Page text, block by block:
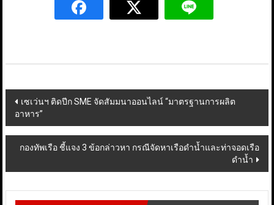
Post
navigation
เซเว่นฯ ติดปีก SME จัดสัมมนาออนไลน์ “มาตรฐานการผลิต
อาหาร”
กองทัพเรือ ชี้แจง 3 ข้อกล่าวหา กรณีจัดหาเรือดำน้ำและท่าจอดเรือ
ดำน้ำ